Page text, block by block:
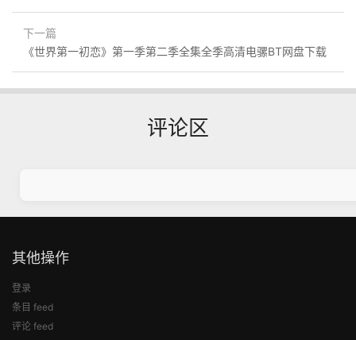
下一篇
《世界第一初恋》第一季第二季全集全季高清电骡BT网盘下载
评论区
其他操作
登录
条目 feed
评论 feed